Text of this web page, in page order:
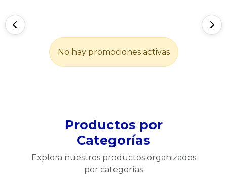
No hay promociones activas
Productos por
Categorías
Explora nuestros productos organizados
por categorías